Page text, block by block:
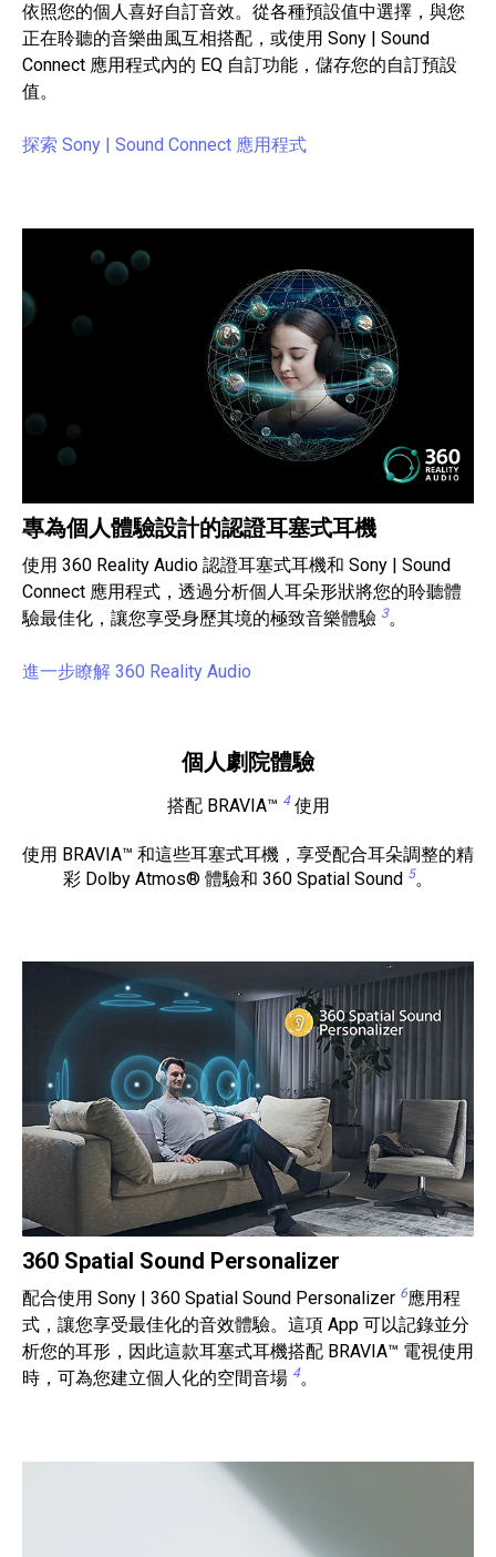
依照您的個人喜好自訂音效。從各種預設值中選擇，與您
正在聆聽的音樂曲風互相搭配，或使用 Sony | Sound
Connect 應用程式內的 EQ 自訂功能，儲存您的自訂預設
值。
探索 Sony | Sound Connect 應用程式
專為個人體驗設計的認證耳塞式耳機
使用 360 Reality Audio 認證耳塞式耳機和 Sony | Sound
Connect 應用程式，透過分析個人耳朵形狀將您的聆聽體
驗最佳化，讓您享受身歷其境的極致音樂體驗 3。
進一步瞭解 360 Reality Audio
個人劇院體驗
搭配 BRAVIA™ 4使用
使用 BRAVIA™ 和這些耳塞式耳機，享受配合耳朵調整的精
彩 Dolby Atmos® 體驗和 360 Spatial Sound 5。
360 Spatial Sound Personalizer
配合使用 Sony | 360 Spatial Sound Personalizer 6應用程
式，讓您享受最佳化的音效體驗。這項 App 可以記錄並分
析您的耳形，因此這款耳塞式耳機搭配 BRAVIA™ 電視使用
時，可為您建立個人化的空間音場 4。